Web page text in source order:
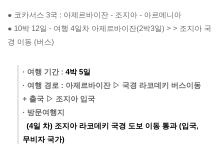
● 코카서스 3국 : 아제르바이잔 - 조지아 - 아르메니아
● 10박 12일 - 여행 4일차 아제르바이잔(2박3일) > > 조지아 국
경 이동 (버스)
· 여행 기간 : 4박 5일
· 여행 경로 : 아제르바이잔 ▷ 국경 라코데키 버스이동
+ 출국 ▷ 조지아 입국
· 방문여행지
(4일 차) 조지아 라코데키 국경 도보 이동 통과 (입국,
무비자 국가)